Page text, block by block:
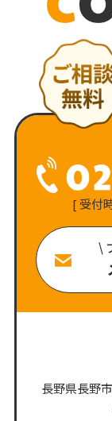
[ 受付
\
長野県長野